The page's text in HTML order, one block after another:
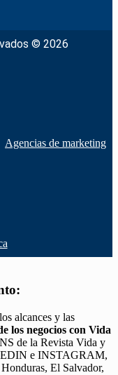
© 2026
Agencias de marketing
alcances y las
los negocios con Vida
de la Revista Vida y
e INSTAGRAM,
El Salvador,